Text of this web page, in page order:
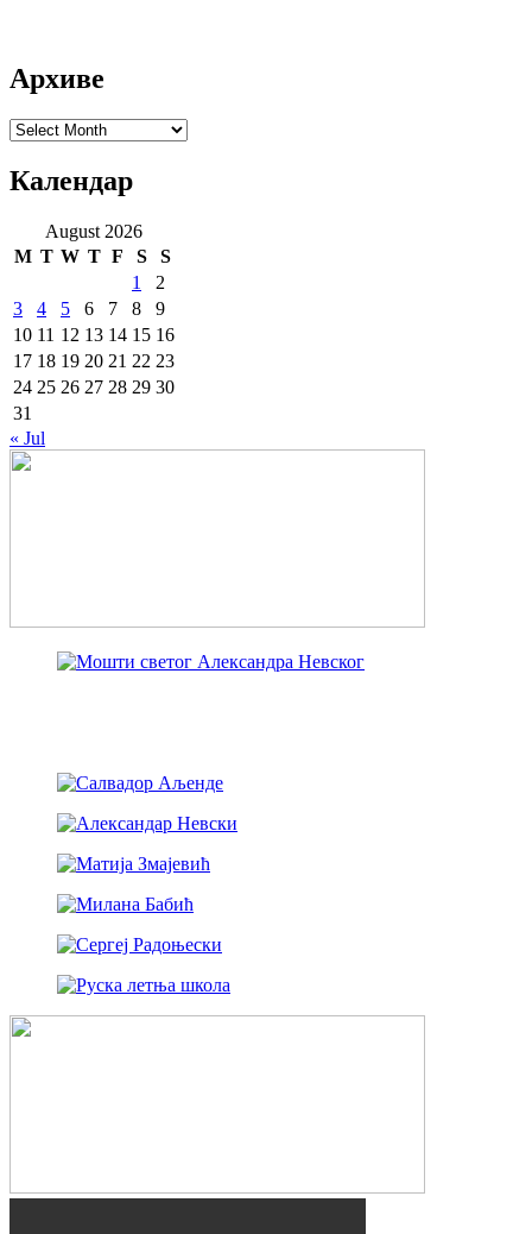
Архиве
Архиве
Календар
August 2026
M T W T F S
S
1
2
3
4 5 6 7 8
9
10 11 12 13 14 15 16
17 18 19 20 21 22 23
24 25 26 27 28 29 30
31
« Jul